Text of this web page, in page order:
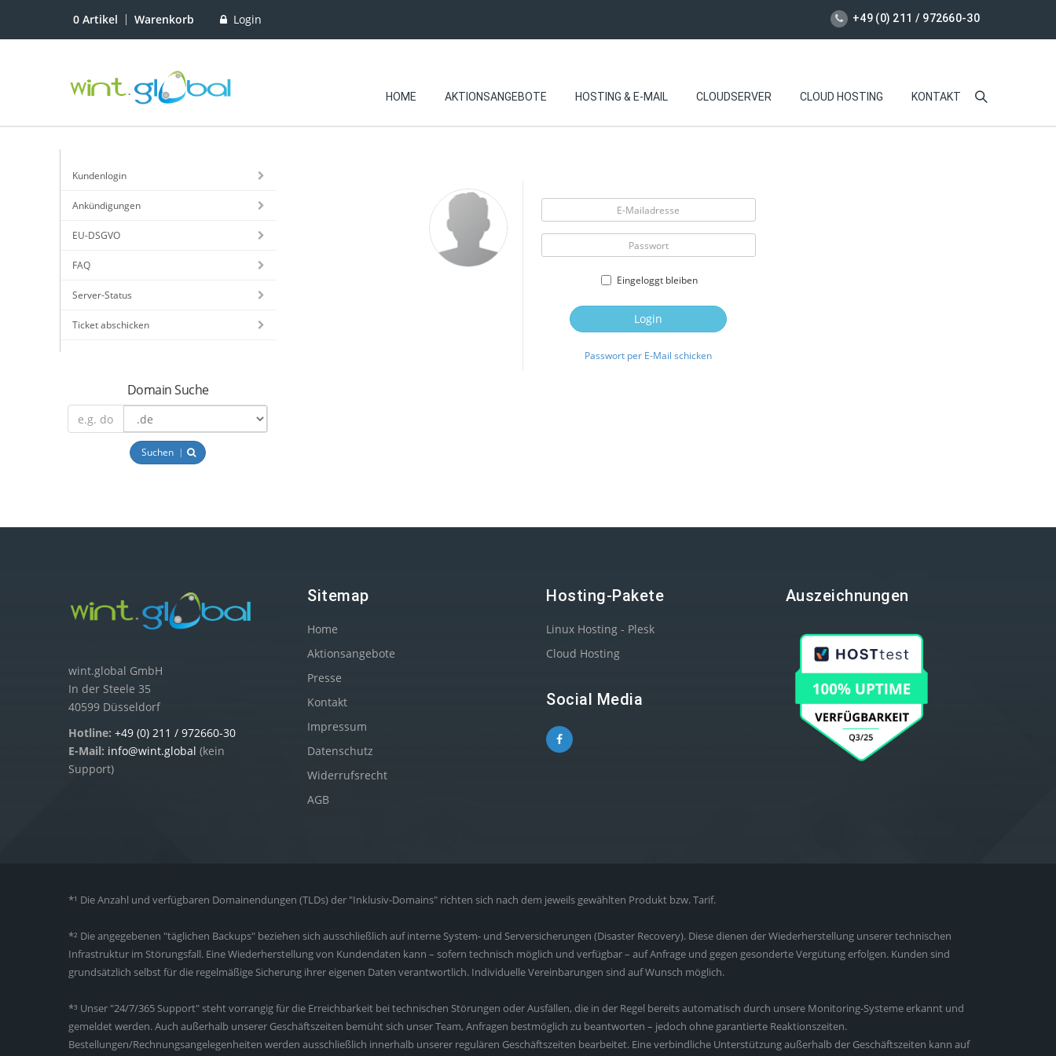
+49 (0) 211 / 972660-30
HOME AKTIONSANGEBOTE HOSTING & E-MAIL CLOUDSERVER CLOUD HOSTING KONTAKT
0 Artikel Warenkorb Login
Kundenlogin
Ankündigungen
EU-DSGVO
FAQ
Server-Status
Ticket abschicken
Domain Suche
Suchen
Eingeloggt bleiben
Login
Passwort per E-Mail schicken
wint.global GmbH
In der Steele 35
40599 Düsseldorf
Hotline: +49 (0) 211 / 972660-30
E-Mail: info@wint.global (kein
Support)
Sitemap
Home
Aktionsangebote
Presse
Kontakt
Impressum
Datenschutz
Widerrufsrecht
AGB
Hosting-Pakete
Linux Hosting - Plesk
Cloud Hosting
Social Media
Auszeichnungen
*¹ Die Anzahl und verfügbaren Domainendungen (TLDs) der "Inklusiv-Domains" richten sich nach dem jeweils gewählten Produkt bzw. Tarif.
*² Die angegebenen "täglichen Backups" beziehen sich ausschließlich auf interne System- und Serversicherungen (Disaster Recovery). Diese dienen der Wiederherstellung unserer technischen
Infrastruktur im Störungsfall. Eine Wiederherstellung von Kundendaten kann – sofern technisch möglich und verfügbar – auf Anfrage und gegen gesonderte Vergütung erfolgen. Kunden sind
grundsätzlich selbst für die regelmäßige Sicherung ihrer eigenen Daten verantwortlich. Individuelle Vereinbarungen sind auf Wunsch möglich.
*³ Unser "24/7/365 Support" steht vorrangig für die Erreichbarkeit bei technischen Störungen oder Ausfällen, die in der Regel bereits automatisch durch unsere Monitoring-Systeme erkannt und
gemeldet werden. Auch außerhalb unserer Geschäftszeiten bemüht sich unser Team, Anfragen bestmöglich zu beantworten – jedoch ohne garantierte Reaktionszeiten.
Bestellungen/Rechnungsangelegenheiten werden ausschließlich innerhalb unserer regulären Geschäftszeiten bearbeitet. Eine verbindliche Unterstützung außerhalb der Geschäftszeiten kann auf